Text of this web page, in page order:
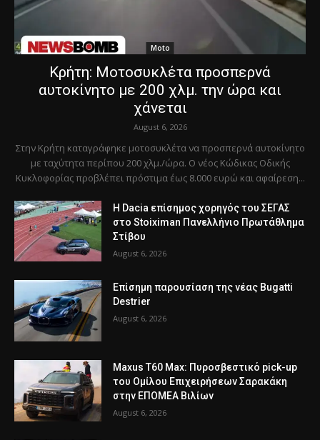
Moto
Κρήτη: Μοτοσυκλέτα προσπερνά
αυτοκίνητο με 200 χλμ. την ώρα και
χάνεται
August 6, 2026
Στην Κρήτη καταγράφηκε μοτοσυκλέτα να προσπερνά αυτοκίνητο
με ταχύτητα περίπου 200 χλμ./ώρα. Ο νέος Κώδικας Οδικής
Κυκλοφορίας προβλέπει πρόστιμα έως 8.000 ευρώ και αφαίρεση...
Η Dacia επίσημος χορηγός του ΣΕΓΑΣ
στο Stoiximan Πανελλήνιο Πρωτάθλημα
Στίβου
August 6, 2026
Επίσημη παρουσίαση της νέας Bugatti
Destrier
August 6, 2026
Maxus T60 Max: Πυροσβεστικό pick-up
του Ομίλου Επιχειρήσεων Σαρακάκη
στην ΕΠΟΜΕΑ Βιλίων
August 6, 2026